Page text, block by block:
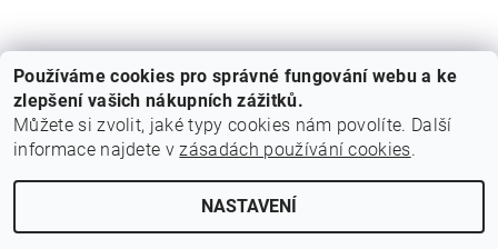
2026 © Z Portugalska, všechna práva vyhrazenaUpravit nastavení cookies
Používáme cookies pro správné fungování webu a ke
zlepšení vašich nákupních zážitků.
Můžete si zvolit, jaké typy cookies nám povolíte. Další
informace najdete vzásadách používání cookies.
NASTAVENÍ